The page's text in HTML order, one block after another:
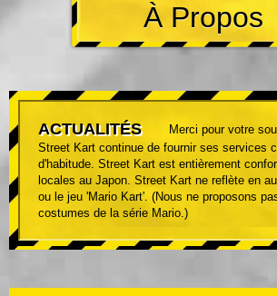
À Propos
ACTUALITÉS
Merci pour votre
Street Kart continue de fournir ses services
d'habitude. Street Kart est entièrement
locales au Japon. Street Kart ne reflète en
ou le jeu 'Mario Kart'. (Nous ne proposons
costumes de la série Mario.)